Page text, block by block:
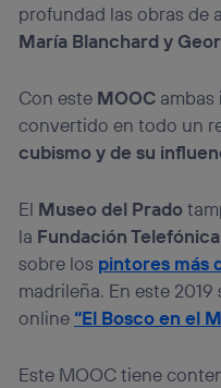
profundad las obras de
María Blanchard y
Con este MOOC
convertido en todo un
cubismo y de su
El Museo del Prado
la Fundación Telefónica
sobre los pintores más
madrileña. En este
online“El Bosco en el
Este MOOC tiene